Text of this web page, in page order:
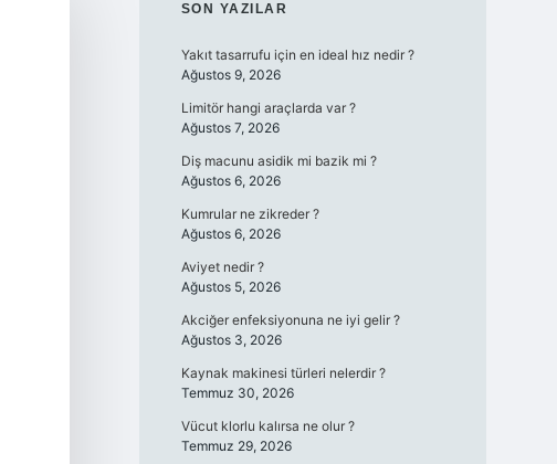
SIDEBAR
SON YAZILAR
Yakıt tasarrufu için en ideal hız nedir ?
Ağustos 9, 2026
Limitör hangi araçlarda var ?
Ağustos 7, 2026
Diş macunu asidik mi bazik mi ?
Ağustos 6, 2026
Kumrular ne zikreder ?
Ağustos 6, 2026
Aviyet nedir ?
Ağustos 5, 2026
Akciğer enfeksiyonuna ne iyi gelir ?
Ağustos 3, 2026
Kaynak makinesi türleri nelerdir ?
Temmuz 30, 2026
Vücut klorlu kalırsa ne olur ?
Temmuz 29, 2026